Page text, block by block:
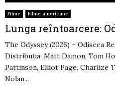
Filme Filme americane
Lunga reîntoarcere:
The Odyssey (2026) – Odiseea
Distribuția: Matt Damon, Tom
Pattinson, Elliot Page, Charlize
Nolan...